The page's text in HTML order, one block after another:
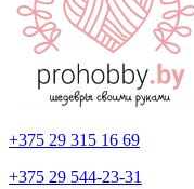
+375 29 315 16 69
+375 29 544-23-31